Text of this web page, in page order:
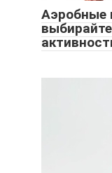
Аэробные